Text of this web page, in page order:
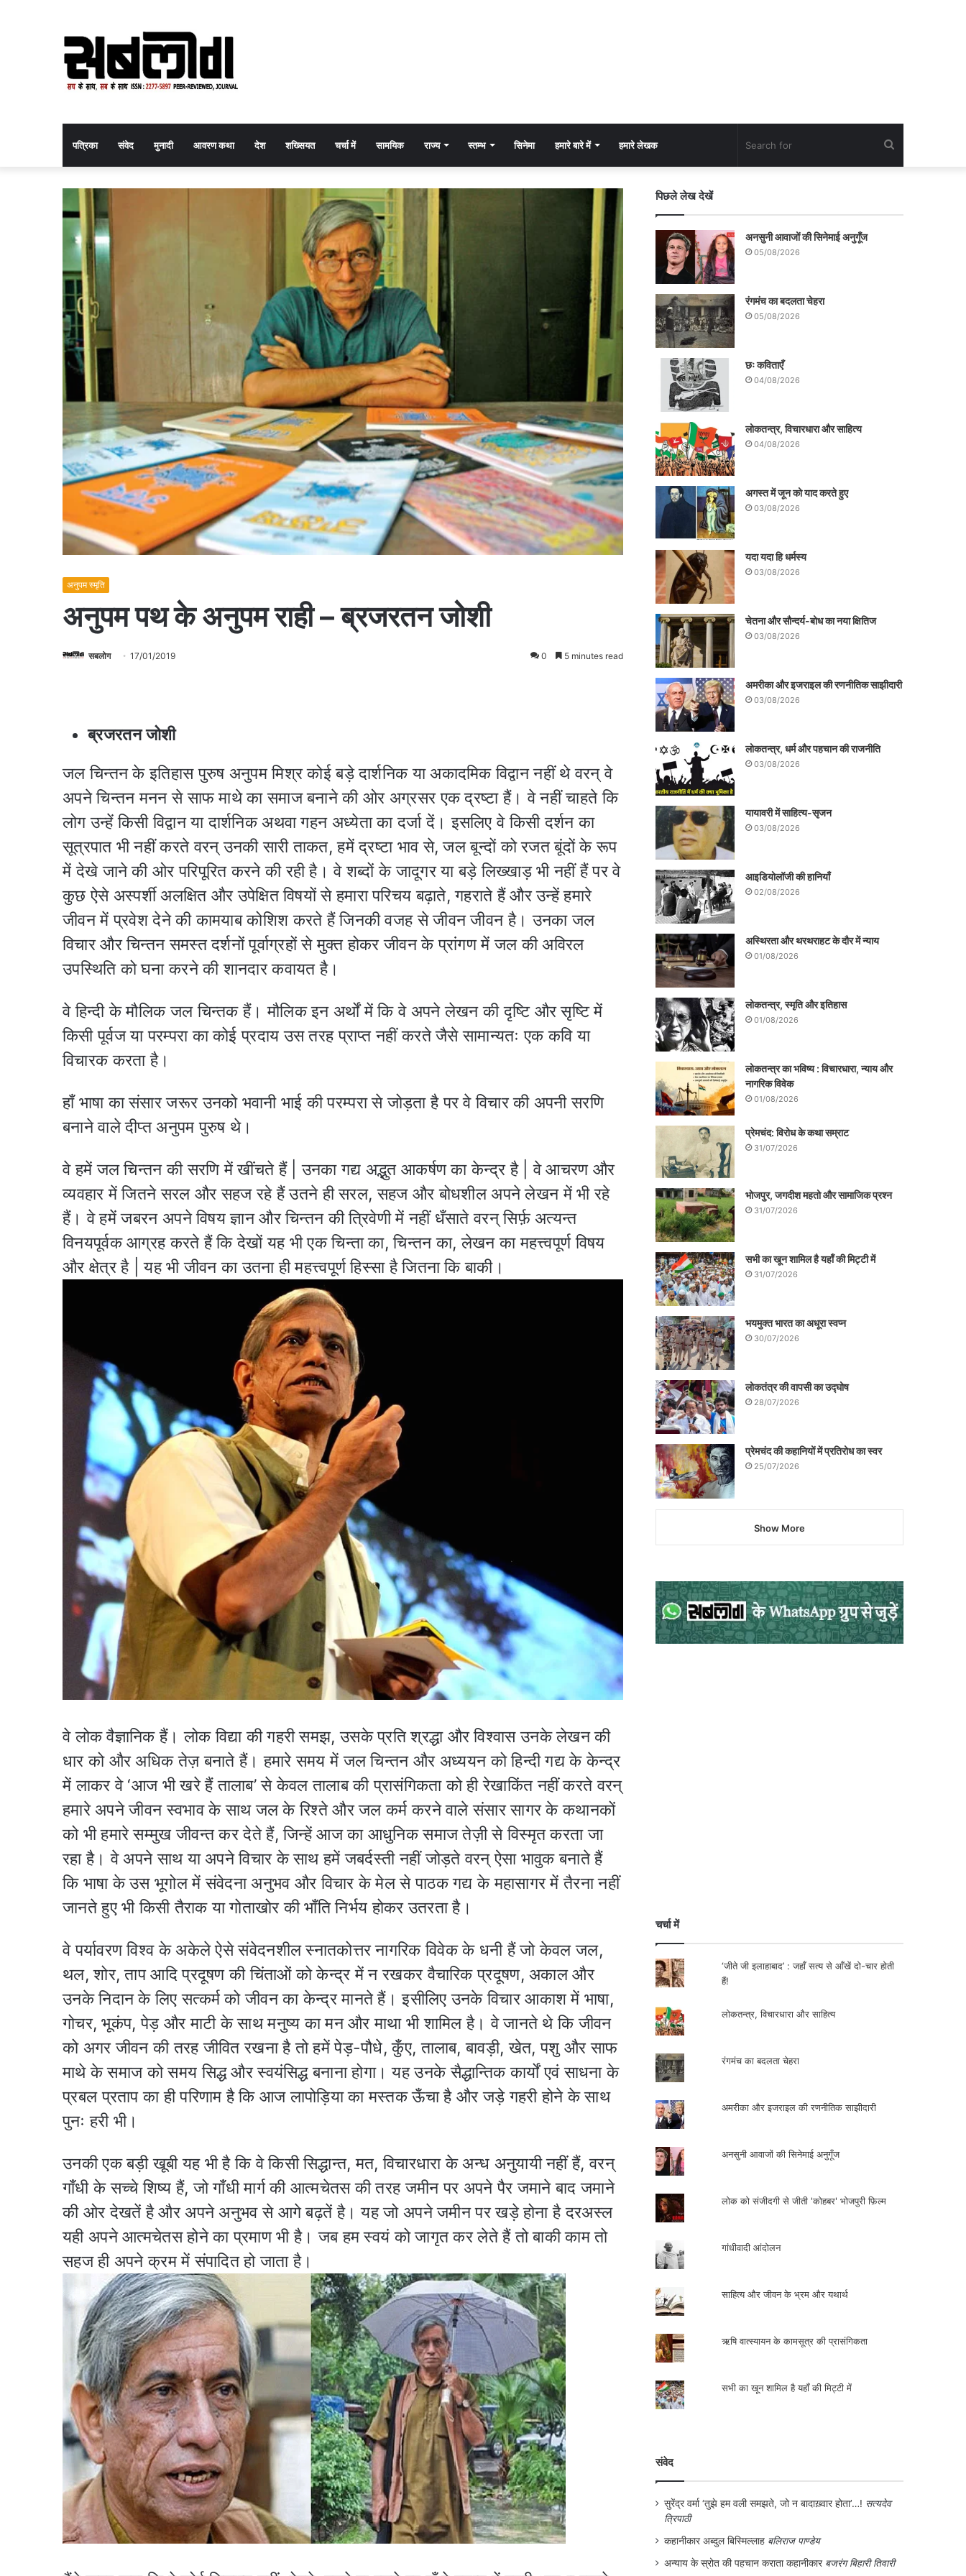
पत्रिका संवेद मुनादी आवरण कथा देश शख्सियत चर्चा में सामयिक राज्य स्तम्भ सिनेमा हमारे बारे में हमारे लेखक
अनुपम स्मृति
अनुपम पथ के अनुपम राही – ब्रजरतन जोशी
सबलोग 17/01/2019 0 5 minutes read
ब्रजरतन जोशी
जल चिन्तन के इतिहास पुरुष अनुपम मिश्र कोई बड़े दार्शनिक या अकादमिक विद्वान नहीं थे वरन् वे
अपने चिन्तन मनन से साफ माथे का समाज बनाने की ओर अग्रसर एक द्रष्टा हैं। वे नहीं चाहते कि
लोग उन्हें किसी विद्वान या दार्शनिक अथवा गहन अध्येता का दर्जा दें। इसलिए वे किसी दर्शन का
सूत्रपात भी नहीं करते वरन् उनकी सारी ताकत, हमें द्रष्टा भाव से, जल बून्दों को रजत बूंदों के रूप
में देखे जाने की ओर परिपूरित करने की रही है। वे शब्दों के जादूगर या बड़े लिख्खाड़ भी नहीं हैं पर वे
कुछ ऐसे अस्पर्शी अलक्षित और उपेक्षित विषयों से हमारा परिचय बढ़ाते, गहराते हैं और उन्हें हमारे
जीवन में प्रवेश देने की कामयाब कोशिश करते हैं जिनकी वजह से जीवन जीवन है। उनका जल
विचार और चिन्तन समस्त दर्शनों पूर्वाग्रहों से मुक्त होकर जीवन के प्रांगण में जल की अविरल
उपस्थिति को घना करने की शानदार कवायत है।
वे हिन्दी के मौलिक जल चिन्तक हैं। मौलिक इन अर्थों में कि वे अपने लेखन की दृष्टि और सृष्टि में
किसी पूर्वज या परम्परा का कोई प्रदाय उस तरह प्राप्त नहीं करते जैसे सामान्यतः एक कवि या
विचारक करता है।
हाँ भाषा का संसार जरूर उनको भवानी भाई की परम्परा से जोड़ता है पर वे विचार की अपनी सरणि
बनाने वाले दीप्त अनुपम पुरुष थे।
वे हमें जल चिन्तन की सरणि में खींचते हैं | उनका गद्य अद्भुत आकर्षण का केन्द्र है | वे आचरण और
व्यवहार में जितने सरल और सहज रहे हैं उतने ही सरल, सहज और बोधशील अपने लेखन में भी रहे
हैं। वे हमें जबरन अपने विषय ज्ञान और चिन्तन की त्रिवेणी में नहीं धँसाते वरन् सिर्फ़ अत्यन्त
विनयपूर्वक आग्रह करते हैं कि देखों यह भी एक चिन्ता का, चिन्तन का, लेखन का महत्त्वपूर्ण विषय
और क्षेत्र है | यह भी जीवन का उतना ही महत्त्वपूर्ण हिस्सा है जितना कि बाकी।
वे लोक वैज्ञानिक हैं। लोक विद्या की गहरी समझ, उसके प्रति श्रद्धा और विश्वास उनके लेखन की
धार को और अधिक तेज़ बनाते हैं। हमारे समय में जल चिन्तन और अध्ययन को हिन्दी गद्य के केन्द्र
में लाकर वे ‘आज भी खरे हैं तालाब’ से केवल तालाब की प्रासंगिकता को ही रेखाकिंत नहीं करते वरन्
हमारे अपने जीवन स्वभाव के साथ जल के रिश्ते और जल कर्म करने वाले संसार सागर के कथानकों
को भी हमारे सम्मुख जीवन्त कर देते हैं, जिन्हें आज का आधुनिक समाज तेज़ी से विस्मृत करता जा
रहा है। वे अपने साथ या अपने विचार के साथ हमें जबर्दस्ती नहीं जोड़ते वरन् ऐसा भावुक बनाते हैं
कि भाषा के उस भूगोल में संवेदना अनुभव और विचार के मेल से पाठक गद्य के महासागर में तैरना नहीं
जानते हुए भी किसी तैराक या गोताखोर की भाँति निर्भय होकर उतरता है।
वे पर्यावरण विश्व के अकेले ऐसे संवेदनशील स्नातकोत्तर नागरिक विवेक के धनी हैं जो केवल जल,
थल, शोर, ताप आदि प्रदूषण की चिंताओं को केन्द्र में न रखकर वैचारिक प्रदूषण, अकाल और
उनके निदान के लिए सत्कर्म को जीवन का केन्द्र मानते हैं। इसीलिए उनके विचार आकाश में भाषा,
गोचर, भूकंप, पेड़ और माटी के साथ मनुष्य का मन और माथा भी शामिल है। वे जानते थे कि जीवन
को अगर जीवन की तरह जीवित रखना है तो हमें पेड़-पौधे, कुँए, तालाब, बावड़ी, खेत, पशु और साफ
माथे के समाज को समय सिद्ध और स्वयंसिद्ध बनाना होगा। यह उनके सैद्धान्तिक कार्यों एवं साधना के
प्रबल प्रताप का ही परिणाम है कि आज लापोड़िया का मस्तक ऊँचा है और जड़े गहरी होने के साथ
पुनः हरी भी।
उनकी एक बड़ी खूबी यह भी है कि वे किसी सिद्धान्त, मत, विचारधारा के अन्ध अनुयायी नहीं हैं, वरन्
गाँधी के सच्चे शिष्य हैं, जो गाँधी मार्ग की आत्मचेतस की तरह जमीन पर अपने पैर जमाने बाद जमाने
की ओर देखतें है और अपने अनुभव से आगे बढ़तें है। यह जो अपने जमीन पर खड़े होना है दरअस्ल
यही अपने आत्मचेतस होने का प्रमाण भी है। जब हम स्वयं को जागृत कर लेते हैं तो बाकी काम तो
सहज ही अपने क्रम में संपादित हो जाता है।
पिछले लेख देखें
अनसुनी आवाजों की सिनेमाई अनुगूँज
05/08/2026
रंगमंच का बदलता चेहरा
05/08/2026
छः कविताएँ
04/08/2026
लोकतन्त्र, विचारधारा और साहित्य
04/08/2026
अगस्त में जून को याद करते हुए
03/08/2026
यदा यदा हि धर्मस्य
03/08/2026
चेतना और सौन्दर्य-बोध का नया क्षितिज
03/08/2026
अमरीका और इजराइल की रणनीतिक साझीदारी
03/08/2026
लोकतन्त्र, धर्म और पहचान की राजनीति
03/08/2026
यायावरी में साहित्य-सृजन
03/08/2026
आइडियोलॉजी की हानियाँ
02/08/2026
अस्थिरता और थरथराहट के दौर में न्याय
01/08/2026
लोकतन्त्र, स्मृति और इतिहास
01/08/2026
लोकतन्त्र का भविष्य : विचारधारा, न्याय और
नागरिक विवेक
01/08/2026
प्रेमचंद: विरोध के कथा सम्राट
31/07/2026
भोजपुर, जगदीश महतो और सामाजिक प्रश्न
31/07/2026
सभी का खून शामिल है यहाँ की मिट्टी में
31/07/2026
भयमुक्त भारत का अधूरा स्वप्न
30/07/2026
लोकतंत्र की वापसी का उद्घोष
28/07/2026
प्रेमचंद की कहानियों में प्रतिरोध का स्वर
25/07/2026
Show More
चर्चा में
‘जीते जी इलाहाबाद’ : जहाँ सत्य से आँखें दो-चार होती
हैं!
लोकतन्त्र, विचारधारा और साहित्य
रंगमंच का बदलता चेहरा
अमरीका और इजराइल की रणनीतिक साझीदारी
अनसुनी आवाजों की सिनेमाई अनुगूँज
लोक को संजीदगी से जीती 'कोहबर' भोजपुरी फ़िल्म
गांधीवादी आंदोलन
साहित्य और जीवन के भ्रम और यथार्थ
ऋषि वात्स्यायन के कामसूत्र की प्रासंगिकता
सभी का खून शामिल है यहाँ की मिट्टी में
संवेद
सुरेंद्र वर्मा ‘तुझे हम वली समझते, जो न बादाख़्वार होता’…! सत्यदेव
त्रिपाठी
कहानीकार अब्दुल बिस्मिल्लाह बलिराज पाण्डेय
अन्याय के स्रोत की पहचान कराता कहानीकार बजरंग बिहारी तिवारी